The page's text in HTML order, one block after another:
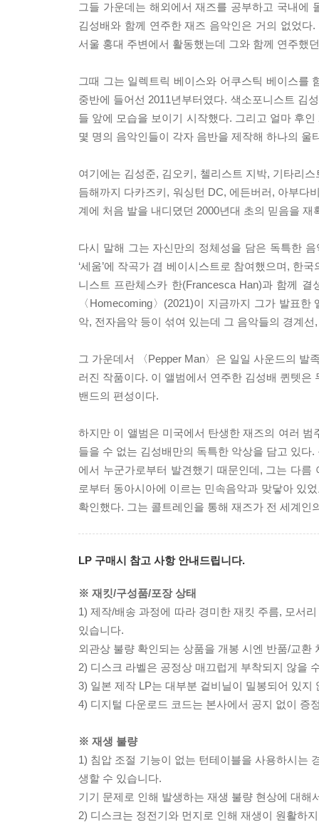
그들 가운데는 해외에서 재즈를 공부하고 국내에
김성배와 함께 연주한 재즈 음악인은 거의 없었
서울 홍대 주변에서 활동했는데 그와 함께 연주했
그때 그는 일렉트릭 베이스와 어쿠스틱 베이스를
중반에 들어선 2011년부터였다. 색소포니스트 김
들 앞에 모습을 보이기 시작했다. 그리고 얼마 후
몇 명의 음악인들이 각자 음반을 제작해 하나의 울
여기에는 김성준, 김오키, 첼리스트 지박, 기타리
듬해까지 다카즈키, 워싱턴 DC, 에든버러, 아부다
계에 처음 발을 내디뎠던 2000년대 초의 믿음을 재
다시 말해 그는 자신만의 정체성을 담은 독특한
‘세움’에 작곡가 겸 베이시스트로 참여했으며, 한
니스트 프란체스카 한(Francesca Han)과 함께
〈Homecoming〉(2021)이 지금까지 그가 발표
악, 전자음악 등이 섞여 있는데 그 음악들의 경계
그 가운데서 〈Pepper Man〉은 일일 사운드의 발
러진 작품이다. 이 앨범에서 연주한 김성배 퀸텟
밴드의 편성이다.
하지만 이 앨범은 미국에서 탄생한 재즈의 여러
들을 수 없는 김성배만의 독특한 악상을 담고 있
에서 누군가로부터 발견했기 때문인데, 그는 다
로부터 동아시아에 이르는 민속음악과 맞닿아 있
확인했다. 그는 콜트레인을 통해 재즈가 전 세계인
LP 구매시 참고 사항 안내드립니다.
※ 재킷/구성품/포장 상태
1) 제작/배송 과정에 따라 경미한 재킷 주름, 모서
있습니다.
외관상 불량 확인되는 상품을 개봉 시엔 반품/교환
2) 디스크 라벨은 공정상 매끄럽게 부착되지 않을
3) 일본 제작 LP는 대부분 겉비닐이 밀봉되어 있지
4) 디지털 다운로드 코드는 본사에서 공지 없이 증
※ 재생 불량
1) 침압 조절 기능이 없는 턴테이블을 사용하시는
생할 수 있습니다.
기기 문제로 인해 발생하는 재생 불량 현상에 대
2) 디스크는 정전기와 먼지로 인해 재생이 원활하